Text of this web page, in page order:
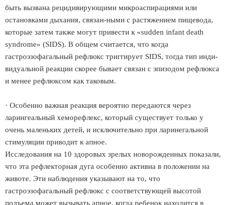
быть вызвана рецидивирующими микроаспирациями или
остановками дыхания, связан-ными с растяжением пищевода,
которые затем также могут привести к «sudden infant death
syndrome» (SIDS). В общем считается, что когда
гастроэзофагальный рефлюкс триггирует SIDS, тогда тип инди-
видуальной реакции скорее бывает связан с эпизодом рефлюкса
и менее рефлюксом как таковым.
· Особенно важная реакция вероятно передаются через
ларингеальный хеморефлекс, который существует только у
очень маленьких детей, и исключительно при ларинегальной
стимуляции приводит к апное.
Исследования на 10 здоровых зрелых новорожденных показали,
что эта рефлекторная дуга особенно активна в положении на
животе. Эти наблюдения указывают на то, что
гастроэзофагальный рефлюкс с соответствующей высотой
подъема может вызывать апное, когда ребенок находится в